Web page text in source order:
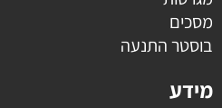
מסכים
בוסטר התנעה
מידע